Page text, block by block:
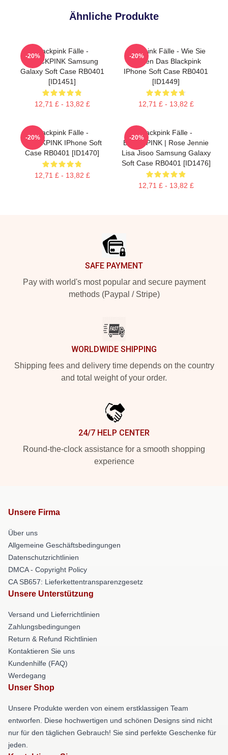
Ähnliche Produkte
Blackpink Fälle -
BLACKPINK Samsung
Galaxy Soft Case RB0401
[ID1451]
12,71 £ - 13,82 £
-20%
Blackpink Fälle - Wie Sie
Mögen Das Blackpink
IPhone Soft Case RB0401
[ID1449]
12,71 £ - 13,82 £
-20%
Blackpink Fälle -
BLACKPINK IPhone Soft
Case RB0401 [ID1470]
12,71 £ - 13,82 £
-20%
Blackpink Fälle -
BLACKPINK | Rose Jennie
Lisa Jisoo Samsung Galaxy
Soft Case RB0401 [ID1476]
12,71 £ - 13,82 £
-20%
SAFE PAYMENT
Pay with world's most popular and secure payment
methods (Paypal / Stripe)
WORLDWIDE SHIPPING
Shipping fees and delivery time depends on the country
and total weight of your order.
24/7 HELP CENTER
Round-the-clock assistance for a smooth shopping
experience
Unsere Firma
Über uns
Allgemeine Geschäftsbedingungen
Datenschutzrichtlinien
DMCA - Copyright Policy
CA SB657: Lieferkettentransparenzgesetz
Unsere Unterstützung
Versand und Lieferrichtlinien
Zahlungsbedingungen
Return & Refund Richtlinien
Kontaktieren Sie uns
Kundenhilfe (FAQ)
Werdegang
Unser Shop
Unsere Produkte werden von einem erstklassigen Team
entworfen. Diese hochwertigen und schönen Designs sind nicht
nur für den täglichen Gebrauch! Sie sind perfekte Geschenke für
jeden.